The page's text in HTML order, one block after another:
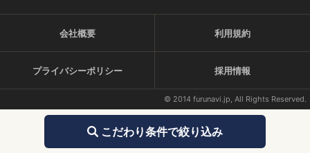
こだわり条件で絞り込み
会社概要 利用規約
プライバシーポリシー 採用情報
© 2014 furunavi.jp, All Rights Reserved.